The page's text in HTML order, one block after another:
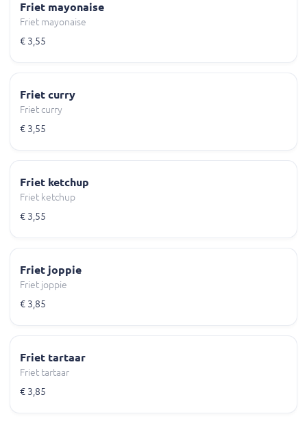
Friet mayonaise
Friet mayonaise
€ 3,55
Friet curry
Friet curry
€ 3,55
Friet ketchup
Friet ketchup
€ 3,55
Friet joppie
Friet joppie
€ 3,85
Friet tartaar
Friet tartaar
€ 3,85